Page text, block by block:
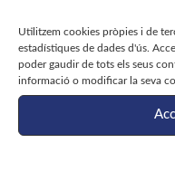
Utilitzem cookies pròpies i de
estadístiques de dades d'ús.
poder gaudir de tots els seus
informació o modificar la seva